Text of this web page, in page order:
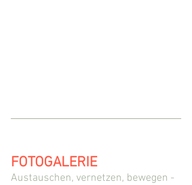
FOTOGALERIE
Austauschen, vernetzen, bewegen -